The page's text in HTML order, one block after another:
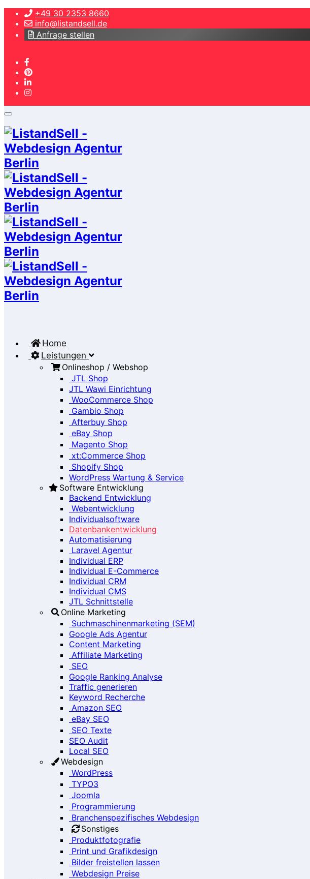
+49 30 2353 8660
info@listandsell.de
Anfrage stellen
Home
Leistungen
Onlineshop / Webshop
JTL Shop
JTL Wawi Einrichtung
WooCommerce Shop
Gambio Shop
Afterbuy Shop
eBay Shop
Magento Shop
xt:Commerce Shop
Shopify Shop
WordPress Wartung & Service
Software Entwicklung
Backend Entwicklung
Webentwicklung
Individualsoftware
Datenbankentwicklung
Automatisierung
Laravel Agentur
Individual ERP
Individual E-Commerce
Individual CRM
Individual CMS
JTL Schnittstelle
Online Marketing
Suchmaschinenmarketing (SEM)
Google Ads Agentur
Content Marketing
Affiliate Marketing
SEO
Google Ranking Analyse
Traffic generieren
Keyword Recherche
Amazon SEO
eBay SEO
SEO Texte
SEO Audit
Local SEO
Webdesign
WordPress
TYPO3
Joomla
Programmierung
Branchenspezifisches Webdesign
Sonstiges
Produktfotografie
Print und Grafikdesign
Bilder freistellen lassen
Webdesign Preise